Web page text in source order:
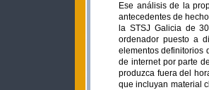
Ese análisis de la
antecedentes de
la STSJ Galicia de
ordenador puesto a
elementos definitorios
de internet por parte
produzca fuera del
que incluyan material